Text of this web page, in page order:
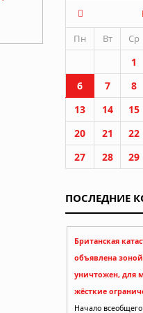
Пн
Вт Ср
1
6
7 8
13
14 15
20
21 22
27
28 29
ПОСЛЕДНИЕ
Британская
объявлена
уничтожен, для
жёсткие
Начало